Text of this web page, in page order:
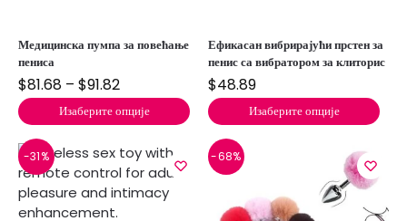
Медицинска пумпа за повећање
пениса
$81.68 – $91.82
Изаберите опције
Ефикасан вибрирајући прстен за
пенис са вибратором за клиторис
$48.89
Изаберите опције
-31% -68%